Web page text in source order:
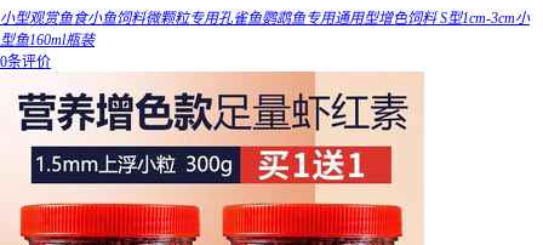
小型观赏鱼食小鱼饲料微颗粒专用孔雀鱼鹦鹉鱼专用通用型增色饲料 S型1cm-3cm小
型鱼160ml瓶装
0条评价